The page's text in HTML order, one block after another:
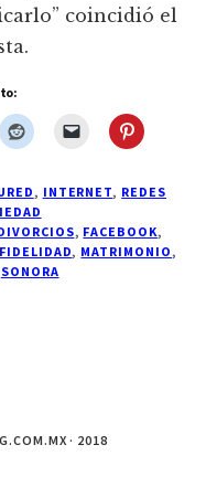
coincidió el
, INTERNET, REDES
, FACEBOOK,
, MATRIMONIO ,
SONORA
· 2018